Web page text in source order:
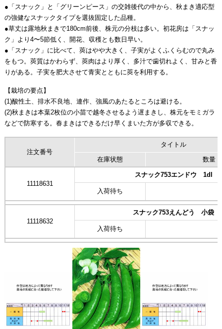
●「スナック」と「グリーンピース」の交雑後代の中から、秋まき適応型
の強健なスナックタイプを選抜固定した品種。
●草丈は露地秋まきで180cm前後、株元の分枝は多い。初花房は「スナッ
ク」より4〜5節低く、開花、収穫とも数日早い。
●「スナック」に比べて、莢はやや大きく、子実がよくふくらむので丸み
をもつ。莢質はかわらず、莢肉はより厚く、多汁で歯切れよく、甘みと香
りがある。子実を肥大させて青実とともに莢を利用する。
【栽培の要点】
(1)酸性土、排水不良地、連作、強風のあたるところは避ける。
(2)秋まきは本葉2枚位の小苗で越冬させるよう遅まきし、株元をモミガラ
などで防寒する。春まきはできるだけ早くまいた方が多収できる。
注文番号
タイトル
在庫状態
数量
11118631
スナック753エンドウ 1dl
入荷待ち
11118632
スナック753えんどう 小袋
入荷待ち